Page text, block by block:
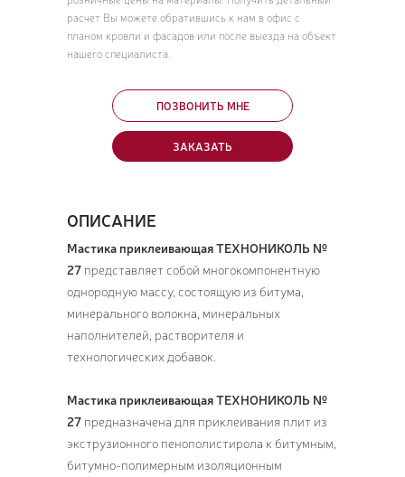
расчет Вы можете обратившись к нам в офис с
планом кровли и фасадов или после выезда на объект
нашего специалиста.
ПОЗВОНИТЬ МНЕ
ЗАКАЗАТЬ
ОПИСАНИЕ
Мастика приклеивающая ТЕХНОНИКОЛЬ №
27 представляет собой многокомпонентную
однородную массу, состоящую из битума,
минерального волокна, минеральных
наполнителей, растворителя и
технологических добавок.
Мастика приклеивающая ТЕХНОНИКОЛЬ №
27 предназначена для приклеивания плит из
экструзионного пенополистирола к битумным,
битумно-полимерным изоляционным